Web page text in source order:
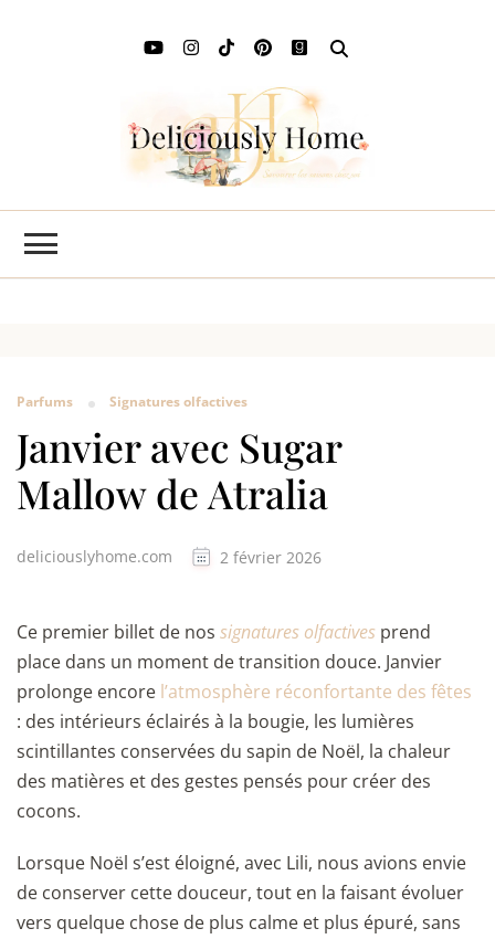
Parfums Signatures olfactives
Janvier avec Sugar
Mallow de Atralia
deliciouslyhome.com 2 février 2026
Ce premier billet de nos signatures olfactives prend
place dans un moment de transition douce. Janvier
prolonge encore l’atmosphère réconfortante des fêtes
: des intérieurs éclairés à la bougie, les lumières
scintillantes conservées du sapin de Noël, la chaleur
des matières et des gestes pensés pour créer des
cocons.
Lorsque Noël s’est éloigné, avec Lili, nous avions envie
de conserver cette douceur, tout en la faisant évoluer
vers quelque chose de plus calme et plus épuré, sans